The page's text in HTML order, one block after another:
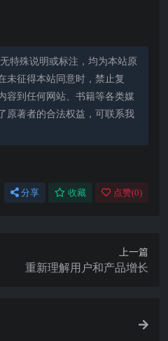
特殊说明或标注，均为本站原
未征得本站同意时，禁止复
容到任何网站、书籍等各类媒
原著者的合法权益，可联系我
分享 收藏 点赞(0)
上一篇
重新理解用户和产品增长